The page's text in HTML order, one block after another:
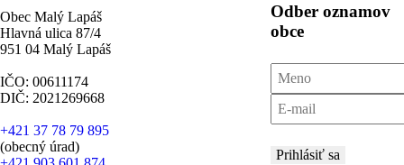
Obec Malý Lapáš
Hlavná ulica 87/4
951 04 Malý Lapáš
IČO: 00611174
DIČ: 2021269668
+421 37 78 79 895
(obecný úrad)
Odber oznamov
obce
Prihlásiť sa